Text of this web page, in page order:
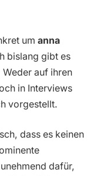
um anna
bislang gibt es
auf ihren
in Interviews
vorgestellt.
dass es keinen
dafür,